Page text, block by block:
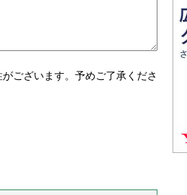
ございます。予めご了承くださ